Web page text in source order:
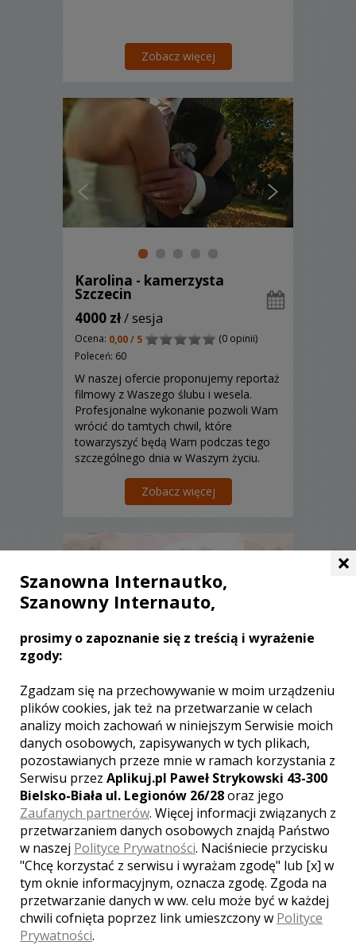
Zobacz więcej
Karolina - kamerzysta
Szczecin
4000 zł/ sesja
Ocena: 0,00 / 5
(0 opinii)
Poleceń: 60
W naszej ofercie proponujemy reportaż
filmowy z Waszego ślubu i wesela.
Profesjonalne wykonanie pozwoli Wam
wrócić do tamtych chwil, które
towarzyszyć będą Wam podczas tego
szczególnego dnia w Waszym życiu.
Zobacz więcej
Michał - kamerzysta
Szczecin
1850 zł/ sesja
Ocena:0,00 / 5
(0 opinii)
Poleceń: 40
Gwarantujemy wysoką jakość naszych
filmów, przystępne ceny oraz uczciwe i
rzetelne podejście do realizowanego
tematu.
Zobacz więcej
×
Szanowna Internautko,
Szanowny Internauto,
prosimy o zapoznanie się z treścią i wyrażenie
zgody:
Zgadzam się na przechowywanie w moim urządzeniu
plików cookies, jak też na przetwarzanie w celach
analizy moich zachowań w niniejszym Serwisie moich
danych osobowych, zapisywanych w tych plikach,
pozostawianych przeze mnie w ramach korzystania z
Serwisu przez Aplikuj.pl Paweł Strykowski 43-300
Bielsko-Biała ul. Legionów 26/28oraz jego
Zaufanych partnerów. Więcej informacji związanych z
przetwarzaniem danych osobowych znajdą Państwo
w naszej Polityce Prywatności. Naciśniecie przycisku
"Chcę korzystać z serwisu i wyrażam zgodę" lub [x] w
tym oknie informacyjnym, oznacza zgodę. Zgoda na
przetwarzanie danych w ww. celu może być w każdej
chwili cofnięta poprzez link umieszczony w Polityce
Prywatności.